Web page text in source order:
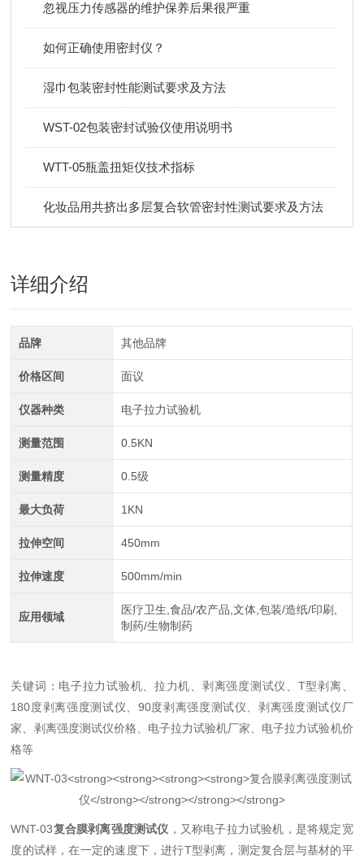
忽视压力传感器的维护保养后果很严重
如何正确使用密封仪？
湿巾包装密封性能测试要求及方法
WST-02包装密封试验仪使用说明书
WTT-05瓶盖扭矩仪技术指标
化妆品用共挤出多层复合软管密封性测试要求及方法
详细介绍
品牌 其他品牌
价格区间 面议
仪器种类 电子拉力试验机
测量范围 0.5KN
测量精度 0.5级
最大负荷 1KN
拉伸空间 450mm
拉伸速度 500mm/min
应用领域
医疗卫生,食品/农产品,文体,包装/造纸/印刷,
制药/生物制药
关键词：电子拉力试验机、拉力机、剥离强度测试仪、T型剥离、
180度剥离强度测试仪、90度剥离强度测试仪、剥离强度测试仪厂
家、剥离强度测试仪价格、电子拉力试验机厂家、电子拉力试验机价
格等
WNT-03复合膜剥离强度测试仪 ，又称电子拉力试验机，是将规定宽
度的试样，在一定的速度下，进行T型剥离，测定复合层与基材的平